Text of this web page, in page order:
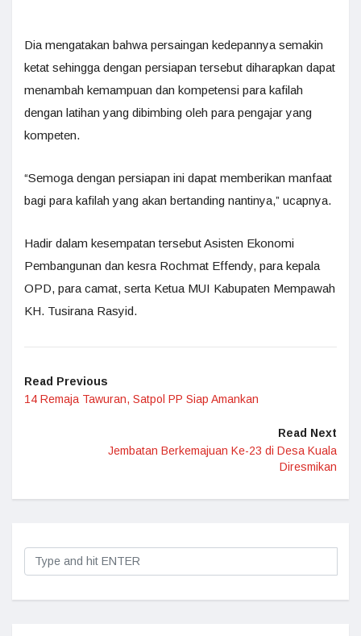
Dia mengatakan bahwa persaingan kedepannya semakin
ketat sehingga dengan persiapan tersebut diharapkan dapat
menambah kemampuan dan kompetensi para kafilah
dengan latihan yang dibimbing oleh para pengajar yang
kompeten.
“Semoga dengan persiapan ini dapat memberikan manfaat
bagi para kafilah yang akan bertanding nantinya,” ucapnya.
Hadir dalam kesempatan tersebut Asisten Ekonomi
Pembangunan dan kesra Rochmat Effendy, para kepala
OPD, para camat, serta Ketua MUI Kabupaten Mempawah
KH. Tusirana Rasyid.
Read Previous
14 Remaja Tawuran, Satpol PP Siap Amankan
Read Next
Jembatan Berkemajuan Ke-23 di Desa Kuala
Diresmikan